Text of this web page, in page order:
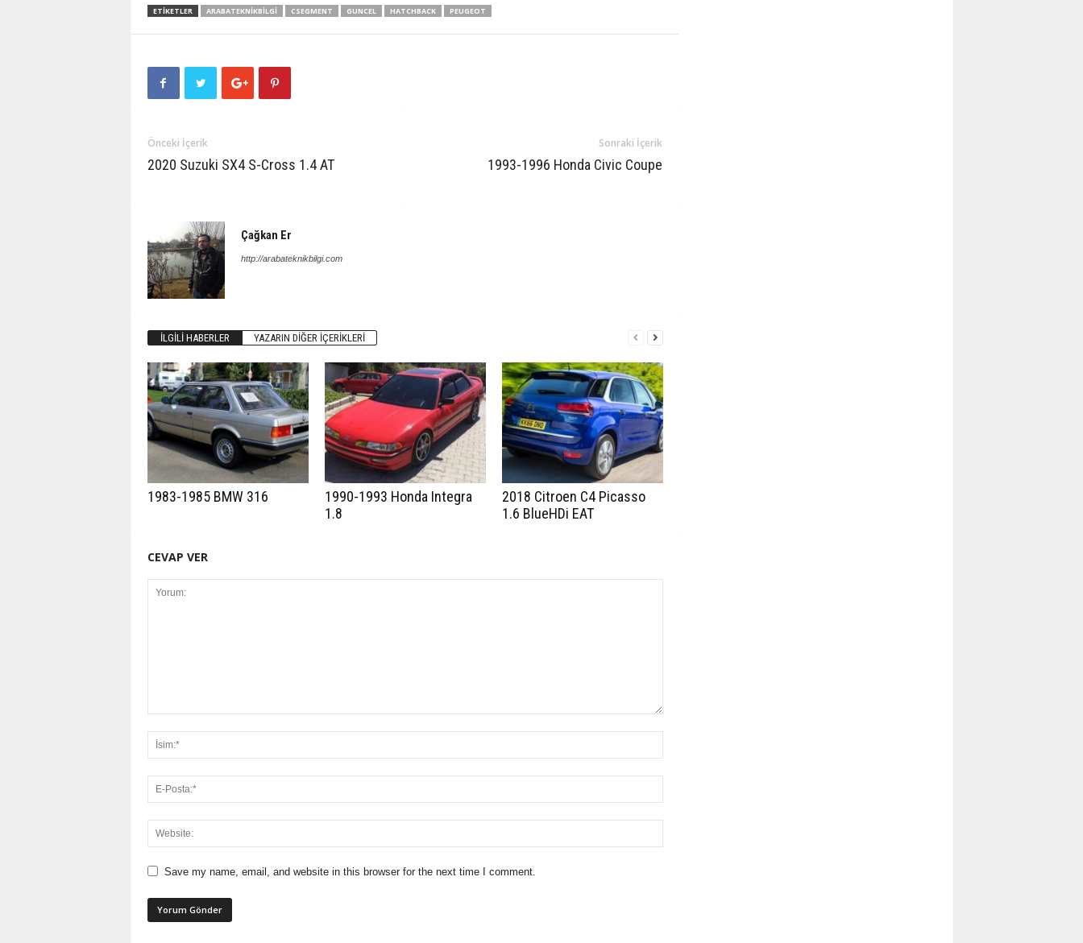
ETIKETLER ARABATEKNIKBILGI CSEGMENT GUNCEL HATCHBACK PEUGEOT
Önceki İçerik
2020 Suzuki SX4 S-Cross 1.4 AT
Sonraki İçerik
1993-1996 Honda Civic Coupe
Çağkan Er
http://arabateknikbilgi.com
İLGILI HABERLER YAZARIN DIĞER İÇERIKLERI
1983-1985 BMW 316
1990-1993 Honda Integra
1.8
2018 Citroen C4 Picasso
1.6 BlueHDi EAT
CEVAP VER
Save my name, email, and website in this browser for the next time I comment.